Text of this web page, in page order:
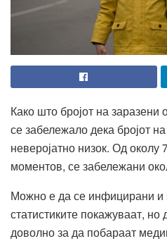
Како што бројот на заразени
се забележало дека бројот
неверојатно низок. Од околу
моментов, се забележани
Можно е да се инфицирани и
статистиките покажуваат,
доволно за да побараат